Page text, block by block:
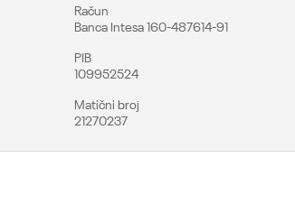
Račun
Banca Intesa 160-487614-91
PIB
109952524
Matični broj
21270237